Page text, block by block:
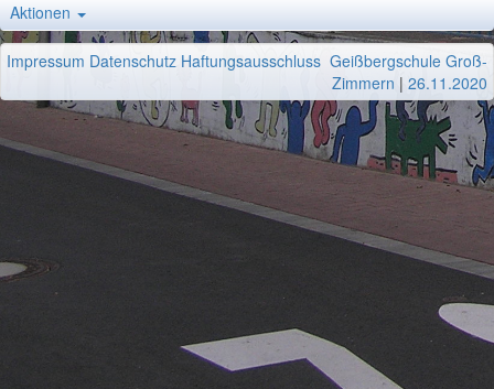
Aktionen
Impressum Datenschutz Haftungsausschluss Geißbergschule Groß-
Zimmern | 26.11.2020